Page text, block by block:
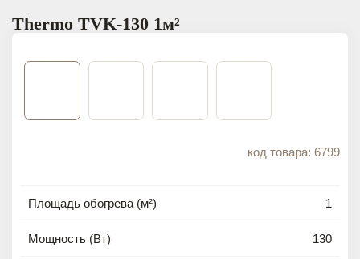
Thermo TVK-130 1м²
код товара: 6799
Площадь обогрева (м²) 1
Мощность (Вт) 130